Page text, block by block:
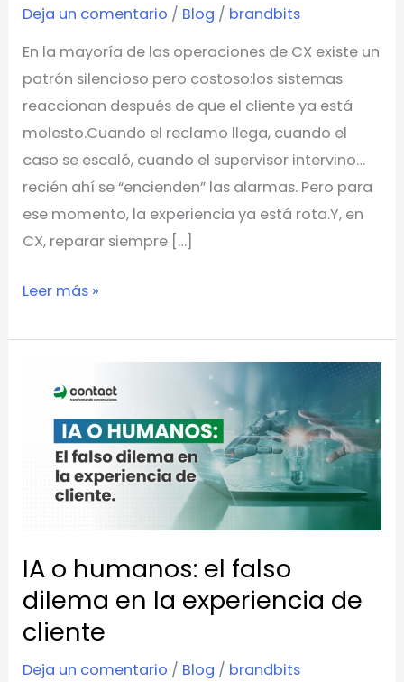
Deja un comentario / Blog / brandbits
En la mayoría de las operaciones de CX existe un
patrón silencioso pero costoso:los sistemas
reaccionan después de que el cliente ya está
molesto.Cuando el reclamo llega, cuando el
caso se escaló, cuando el supervisor intervino…
recién ahí se “encienden” las alarmas. Pero para
ese momento, la experiencia ya está rota.Y, en
CX, reparar siempre […]
Leer más »
IA o humanos: el falso
dilema en la experiencia de
cliente
Deja un comentario / Blog / brandbits
humanos:
falso
la
experiencia
de
cliente